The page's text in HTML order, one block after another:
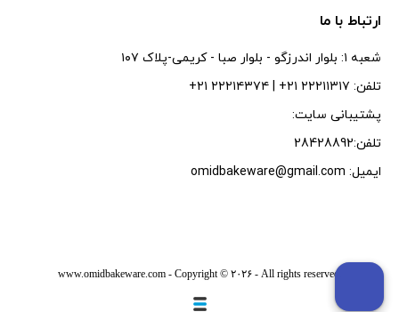
ارتباط با ما
شعبه ۱: بلوار اندرزگو - بلوار صبا - كريمى-پلاک ۱۰۷
تلفن: ۲۲۲۱۱۳۱۷ ۲۱+ | ۲۲۲۱۴۳۷۴ ۲۱+
پشتیبانی سایت:
تلفن:28428892
ایمیل: omidbakeware@gmail.com
www.omidbakeware.com- Copyright © ۲۰۲۶ - All rights reserved.